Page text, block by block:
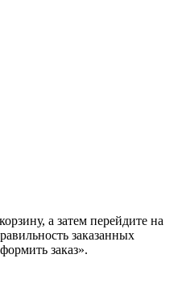
а затем перейдите на
заказанных
заказ».